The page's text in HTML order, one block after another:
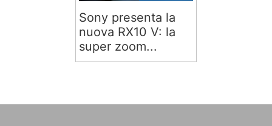
Sony presenta la
nuova RX10 V: la
super zoom...